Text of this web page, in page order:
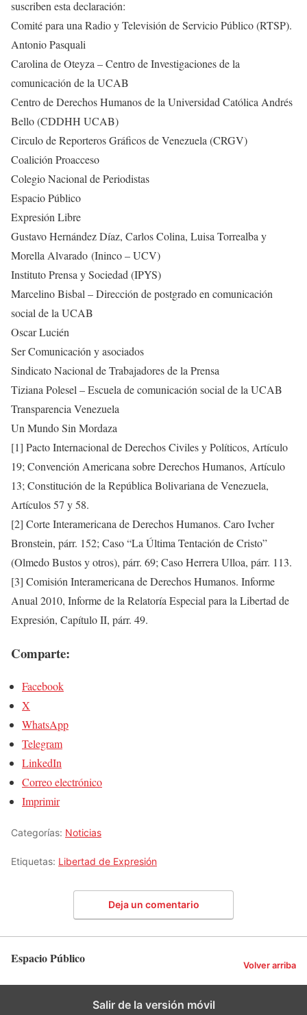
suscriben esta declaración:
Comité para una Radio y Televisión de Servicio Público (RTSP).
Antonio Pasquali
Carolina de Oteyza – Centro de Investigaciones de la
comunicación de la UCAB
Centro de Derechos Humanos de la Universidad Católica Andrés
Bello (CDDHH UCAB)
Circulo de Reporteros Gráficos de Venezuela (CRGV)
Coalición Proacceso
Colegio Nacional de Periodistas
Espacio Público
Expresión Libre
Gustavo Hernández Díaz, Carlos Colina, Luisa Torrealba y
Morella Alvarado (Ininco – UCV)
Instituto Prensa y Sociedad (IPYS)
Marcelino Bisbal – Dirección de postgrado en comunicación
social de la UCAB
Oscar Lucién
Ser Comunicación y asociados
Sindicato Nacional de Trabajadores de la Prensa
Tiziana Polesel – Escuela de comunicación social de la UCAB
Transparencia Venezuela
Un Mundo Sin Mordaza
[1] Pacto Internacional de Derechos Civiles y Políticos, Artículo
19; Convención Americana sobre Derechos Humanos, Artículo
13; Constitución de la República Bolivariana de Venezuela,
Artículos 57 y 58.
[2] Corte Interamericana de Derechos Humanos. Caro Ivcher
Bronstein, párr. 152; Caso “La Última Tentación de Cristo”
(Olmedo Bustos y otros), párr. 69; Caso Herrera Ulloa, párr. 113.
[3] Comisión Interamericana de Derechos Humanos. Informe
Anual 2010, Informe de la Relatoría Especial para la Libertad de
Expresión, Capítulo II, párr. 49.
Comparte:
Facebook
X
WhatsApp
Telegram
LinkedIn
Correo electrónico
Imprimir
Categorías: Noticias
Etiquetas: Libertad de Expresión
Deja un comentario
Espacio Público Volver arriba
Salir de la versión móvil